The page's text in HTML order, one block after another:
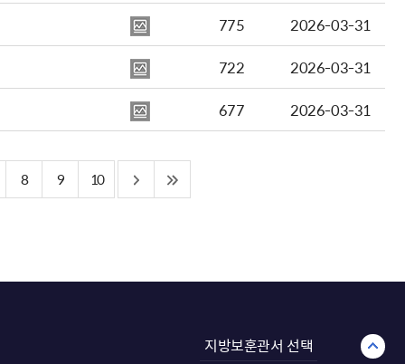
775
2026-03-31
722
2026-03-31
677
2026-03-31
8 9 10
지방보훈관서 선택